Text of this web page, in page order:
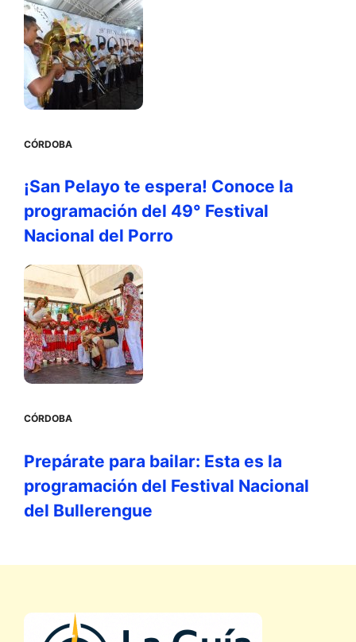
CÓRDOBA
¡San Pelayo te espera! Conoce la
programación del 49° Festival
Nacional del Porro
CÓRDOBA
Prepárate para bailar: Esta es la
programación del Festival Nacional
del Bullerengue